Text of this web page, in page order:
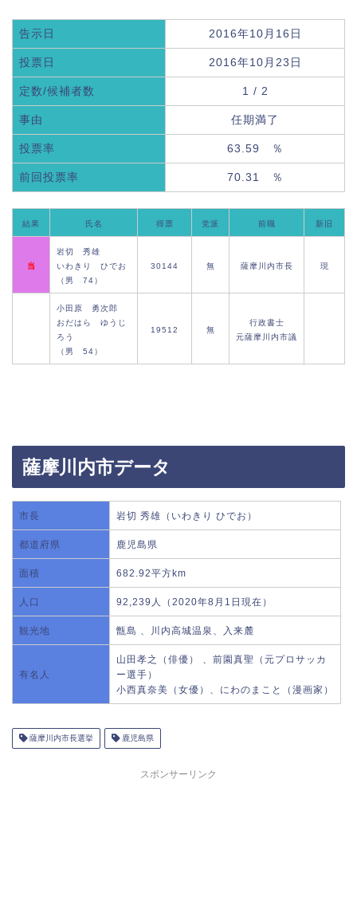
告示日 2016年10月16日
投票日 2016年10月23日
定数/候補者数 1 / 2
事由 任期満了
投票率 63.59 ％
前回投票率 70.31 ％
結果 氏名 得票 党派 前職 新旧
当
岩切 秀雄
いわきり ひでお
（男 74）
30144 無 薩摩川内市長 現
小田原 勇次郎
おだはら ゆうじ
ろう
（男 54）
19512 無
行政書士
元薩摩川内市議
薩摩川内市データ
市長 岩切 秀雄（いわきり ひでお）
都道府県 鹿児島県
面積 682.92平方km
人口 92,239人（2020年8月1日現在）
観光地 甑島 、川内高城温泉、入来麓
有名人
山田孝之（俳優） 、前園真聖（元プロサッカ
ー選手）
小西真奈美（女優）、にわのまこと（漫画家）
薩摩川内市長選挙 鹿児島県
スポンサーリンク